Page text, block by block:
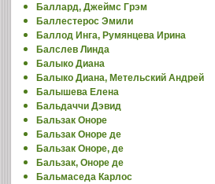
Баллард, Джеймс Грэм
Баллестерос Эмили
Баллод Инга, Румянцева Ирина
Балслев Линда
Балыко Диана
Балыко Диана, Метельский Андрей
Балышева Елена
Бальдаччи Дэвид
Бальзак Оноре
Бальзак Оноре де
Бальзак Оноре, де
Бальзак, Оноре де
Бальмаседа Карлос